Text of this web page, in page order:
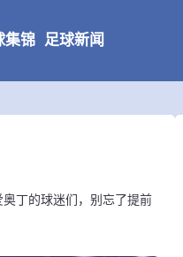
集锦 足球新闻
奥丁的球迷们，别忘了提前